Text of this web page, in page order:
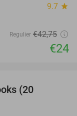
9.7 star
Regulier €42,75
€24
(20